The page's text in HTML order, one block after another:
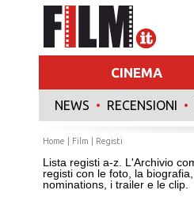
CINEMA
NEWS • RECENSIONI •
Home Film Registi
Lista registi a-z. L'Archivio
registi con le foto, la
nominations, i trailer e le clip.